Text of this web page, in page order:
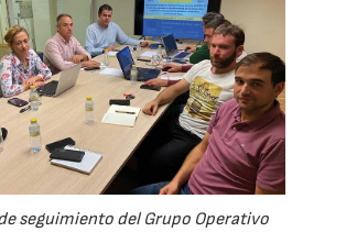
seguimiento del Grupo Operativo